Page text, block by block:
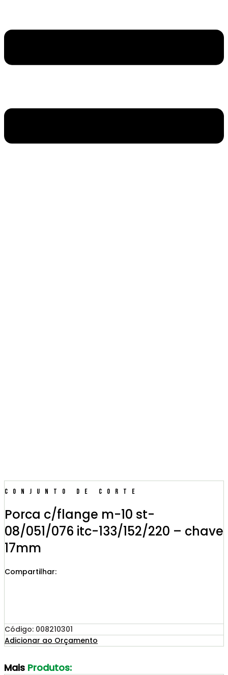
Conjunto de Corte
Porca c/flange m-10 st-
08/051/076 itc-133/152/220 – chave
17mm
Compartilhar:
Código: 008210301
Adicionar ao Orçamento
Mais Produtos: